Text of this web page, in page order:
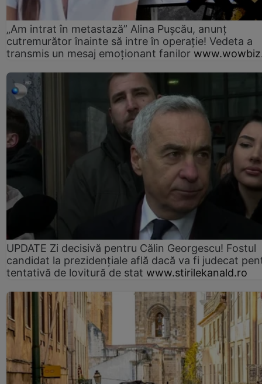
„Am intrat în metastază” Alina Pușcău, anunț
cutremurător înainte să intre în operație! Vedeta a
transmis un mesaj emoționant fanilor
UPDATE Zi decisivă pentru Călin Georgescu! Fostul
candidat la prezidențiale află dacă va fi judecat
tentativă de lovitură de stat www.stirilekanald.ro